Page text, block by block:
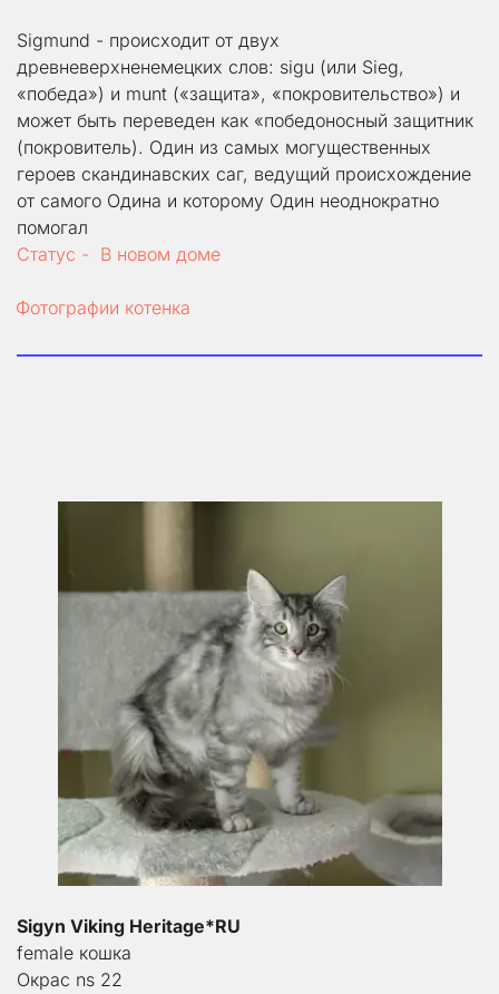
Sigmund - происходит от двух
древневерхненемецких слов: sigu (или Sieg,
«победа») и munt («защита», «покровительство») и
может быть переведен как «победоносный защитник
(покровитель). Один из самых могущественных
героев скандинавских саг, ведущий происхождение
от самого Одина и которому Один неоднократно
помогал
Статус -  В новом доме
Фотографии котенка
Sigyn Viking Heritage*RU
female кошка
Окрас ns 22